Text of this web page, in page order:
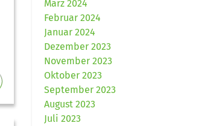
März 2024
Februar 2024
Januar 2024
Dezember 2023
November 2023
Oktober 2023
September 2023
August 2023
Juli 2023